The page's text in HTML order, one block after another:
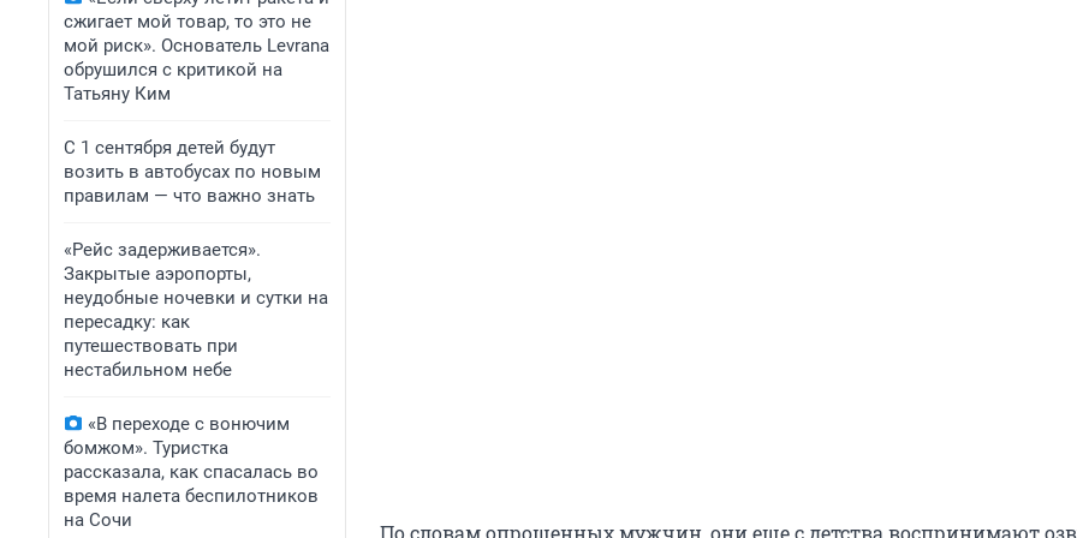
сжигает мой товар, то это не
мой риск». Основатель Levrana
обрушился с критикой на
Татьяну Ким
С 1 сентября детей будут
возить в автобусах по новым
правилам — что важно знать
«Рейс задерживается».
Закрытые аэропорты,
неудобные ночевки и сутки на
пересадку: как
путешествовать при
нестабильном небе
«В переходе с вонючим
бомжом». Туристка
рассказала, как спасалась во
время налета беспилотников
на Сочи
По словам опрошенных мужчин, они еще с детства воспринимают